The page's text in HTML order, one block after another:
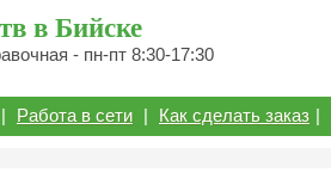
в Бийске
- пн-пт 8:30-17:30
| Работа в сети | Как сделать заказ |